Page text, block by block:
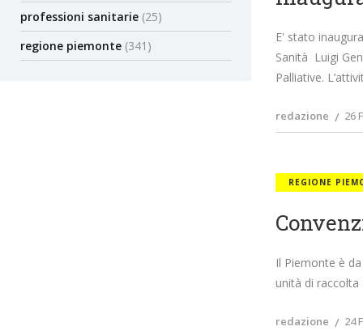
professioni sanitarie (25)
regione piemonte (341)
E' stato
Sanità Luigi
Palliative.
redazione 26
REGIONE
Il Piemonte è
unità di
redazione 24